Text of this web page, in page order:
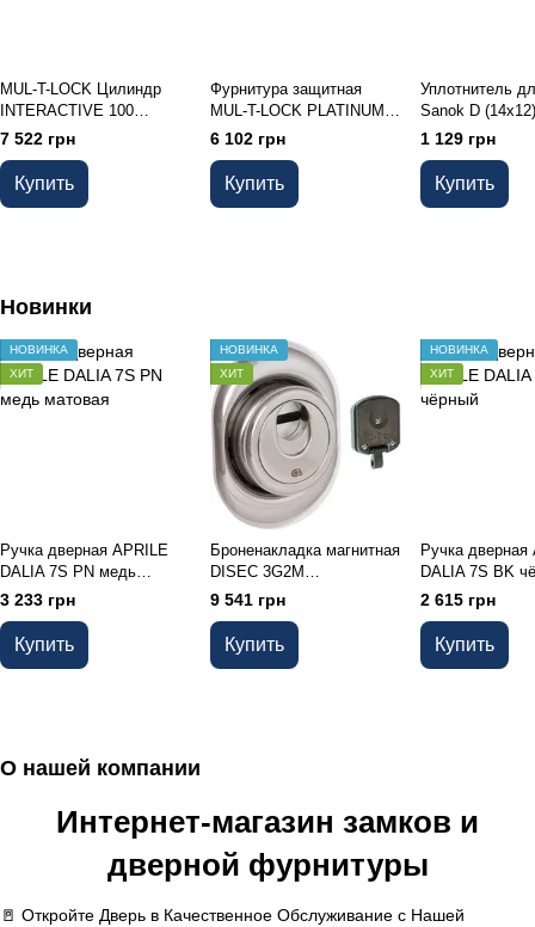
MUL-T-LOCK Цилиндр
INTERACTIVE 100
(45x55)TNI Кл-пов Ник
7 522 грн
Купить
Фурнитура защитная
MUL-T-LOCK PLATINUM
SH300 mov-mov DIN
PLATE 85 / 90мм Хром
6 102 грн
Купить
Уплотнитель
Sanok D
1 129 грн
Купить
Новинки
НОВИНКА
ХИТ
Ручка дверная APRILE
DALIA 7S PN медь
матовая
3 233 грн
Купить
НОВИНКА
ХИТ
Броненакладка магнитная
DISEC 3G2M
цилиндровая Хром
полированный
9 541 грн
Купить
НОВИНКА
ХИТ
Ручка дверная
DALIA 7S BK
2 615 грн
Купить
О нашей компании
Интернет-магазин замков и
дверной фурнитуры
🚪 Откройте Дверь в Качественное Обслуживание с Нашей